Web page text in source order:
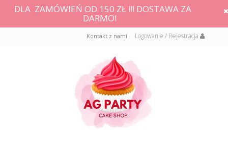
DLA ZAMÓWIEŃ OD 150 ZŁ !!! DOSTAWA ZA
DARMO!
Logowanie / Rejestracja
Kontakt z nami